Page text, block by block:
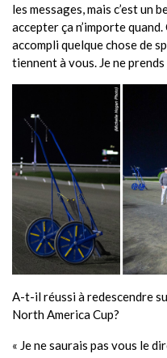
les messages, mais c’est un
accepter ça n’importe
accompli quelque chose de
tiennent à vous. Je ne
A-t-il réussi à redescendre
North America Cup?
« Je ne saurais pas vous le